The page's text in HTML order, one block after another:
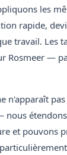
les
rapide,
travail. Les
Rosmeer —
n'apparaît
nous
et pouvons